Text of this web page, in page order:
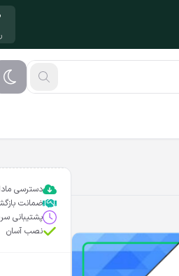
دسترسی
ضمانت
پشتیبانی
نصب آسان